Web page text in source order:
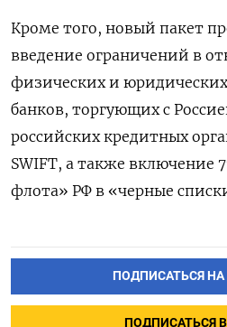
Кроме того, новый пакет
введение ограничений в
физических и
банков, торгующих с
российских кредитных
SWIFT, а также включение
флота» РФ в «черные
ПОДПИСАТЬСЯ НА
ПОДПИСАТЬСЯ В